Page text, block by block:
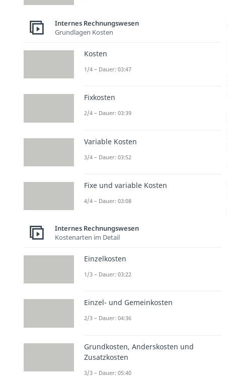
Internes Rechnungswesen
Grundlagen Kosten
Kosten
1/4 – Dauer: 03:47
Fixkosten
2/4 – Dauer: 03:39
Variable Kosten
3/4 – Dauer: 03:52
Fixe und variable Kosten
4/4 – Dauer: 03:08
Internes Rechnungswesen
Kostenarten im Detail
Einzelkosten
1/3 – Dauer: 03:22
Einzel- und Gemeinkosten
2/3 – Dauer: 04:36
Grundkosten, Anderskosten und
Zusatzkosten
3/3 – Dauer: 05:40